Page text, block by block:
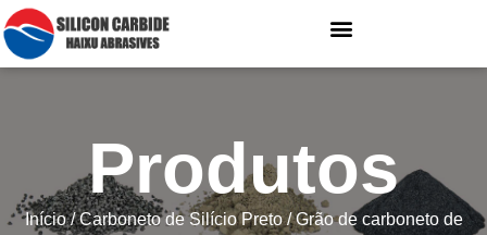
Produtos
Início/Carboneto de Silício Preto/ Grão de carboneto de